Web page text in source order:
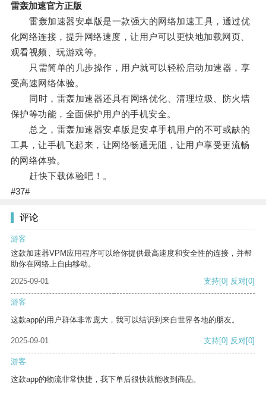
雷轰加速官方正版
雷轰加速器安卓版是一款强大的网络加速工具，通过优
化网络连接，提升网络速度，让用户可以更快地加载网页、
观看视频、玩游戏等。
只需简单的几步操作，用户就可以轻松启动加速器，享
受高速网络体验。
同时，雷轰加速器还具有网络优化、清理垃圾、防火墙
保护等功能，全面保护用户的手机安全。
总之，雷轰加速器安卓版是安卓手机用户的不可或缺的
工具，让手机飞起来，让网络畅通无阻，让用户享受更流畅
的网络体验。
赶快下载体验吧！。
#37#
评论
游客
这款加速器VPM应用程序可以给你提供最高速度和安全性的连接，并帮
助你在网络上自由移动。
2025-09-01
支持[0] 反对[0]
游客
这款app的用户群体非常庞大，我可以结识到来自世界各地的朋友。
2025-09-01 支持[0] 反对[0]
游客
这款app的物流非常快捷，我下单后很快就能收到商品。